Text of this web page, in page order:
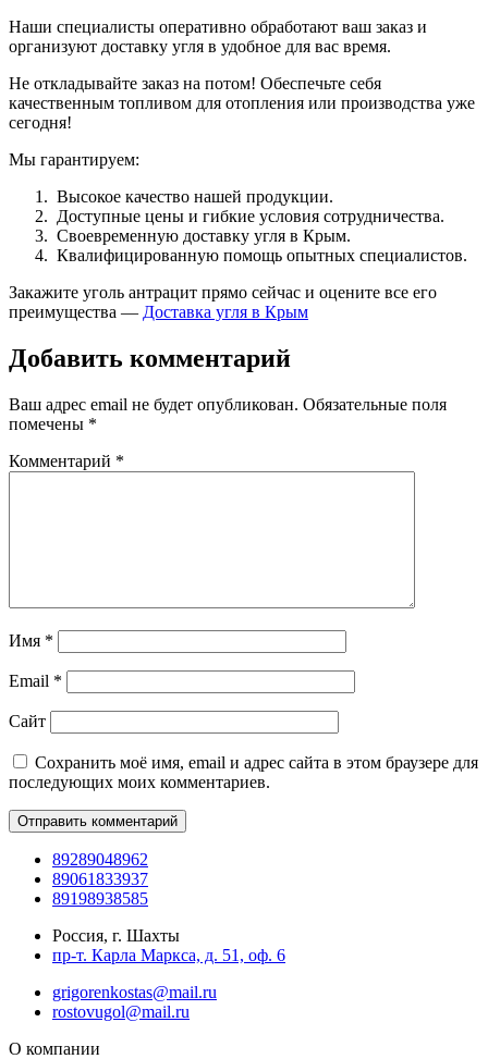
Наши специалисты оперативно обработают ваш заказ и
организуют доставку угля в удобное для вас время.
Не откладывайте заказ на потом! Обеспечьте себя
качественным топливом для отопления или производства уже
сегодня!
Мы гарантируем:
Высокое качество нашей продукции.
Доступные цены и гибкие условия сотрудничества.
Своевременную доставку угля в Крым.
Квалифицированную помощь опытных специалистов.
Закажите уголь антрацит прямо сейчас и оцените все его
преимущества — Доставка угля в Крым
Добавить комментарий
Ваш адрес email не будет опубликован. Обязательные поля
помечены *
Комментарий *
Имя *
Email *
Сайт
Сохранить моё имя, email и адрес сайта в этом браузере для
последующих моих комментариев.
89289048962
89061833937
89198938585
Россия, г. Шахты
пр-т. Карла Маркса, д. 51, оф. 6
grigorenkostas@mail.ru
rostovugol@mail.ru
О компании